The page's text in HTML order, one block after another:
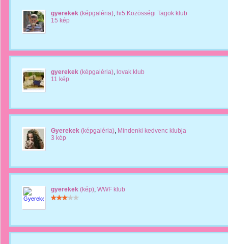
gyerekek (képgaléria), hi5.Közösségi Tagok klub
15 kép
gyerekek (képgaléria), lovak klub
11 kép
Gyerekek (képgaléria), Mindenki kedvenc klubja
3 kép
gyerekek (kép), WWF klub